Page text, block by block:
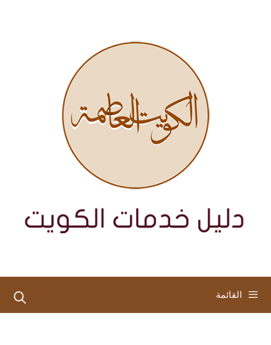
القائمة